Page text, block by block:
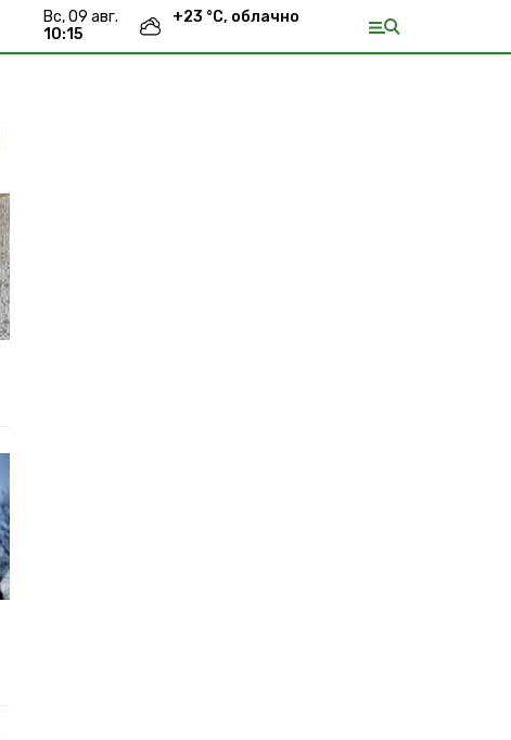
вс, 09 авг.
10:15
+23 °С, облачно